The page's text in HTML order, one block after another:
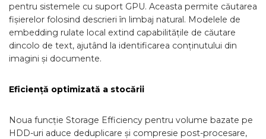
pentru sistemele cu suport GPU. Aceasta permite căutarea
fișierelor folosind descrieri în limbaj natural. Modelele de
embedding rulate local extind capabilitățile de căutare
dincolo de text, ajutând la identificarea conținutului din
imagini și documente.
Eficiență optimizată a stocării
Noua funcție Storage Efficiency pentru volume bazate pe
HDD-uri aduce deduplicare și compresie post-procesare,